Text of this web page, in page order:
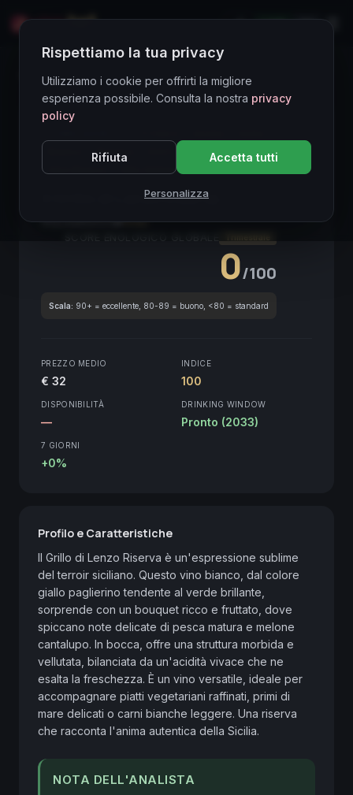
LIVE
Directory Vini
Riserva
Vino Siciliano
Alta Gamma
Il Grillo di Lenzo Riserva
2023
Grillo
0/100
Scala: 90+ = eccellente, 80-89 = buono, <80 = standard
PREZZO MEDIO
€ 32
INDICE
100
DISPONIBILITÀ
—
DRINKING WINDOW
Pronto (2033)
7 GIORNI
+0%
Profilo e Caratteristiche
Il Grillo di Lenzo Riserva è un'espressione sublime
del terroir siciliano. Questo vino bianco, dal colore
giallo paglierino tendente al verde brillante,
sorprende con un bouquet ricco e fruttato, dove
spiccano note delicate di pesca matura e melone
cantalupo. In bocca, offre una struttura morbida e
vellutata, bilanciata da un'acidità vivace che ne
esalta la freschezza. È un vino versatile, ideale per
accompagnare piatti vegetariani raffinati, primi di
mare delicati o carni bianche leggere. Una riserva
che racconta l'anima autentica della Sicilia.
NOTA DELL'ANALISTA
Rispettiamo la tua privacy
Utilizziamo i cookie per offrirti la migliore
esperienza possibile. Consulta la nostra privacy
policy
Rifiuta Accetta tutti
Personalizza